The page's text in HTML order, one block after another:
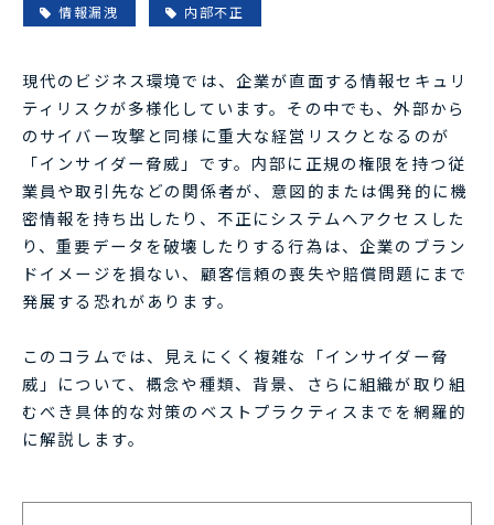
情報漏洩 内部不正
現代のビジネス環境では、企業が直面する情報セキュリ
ティリスクが多様化しています。その中でも、外部から
のサイバー攻撃と同様に重大な経営リスクとなるのが
「インサイダー脅威」です。内部に正規の権限を持つ従
業員や取引先などの関係者が、意図的または偶発的に機
密情報を持ち出したり、不正にシステムへアクセスした
り、重要データを破壊したりする行為は、企業のブラン
ドイメージを損ない、顧客信頼の喪失や賠償問題にまで
発展する恐れがあります。
このコラムでは、見えにくく複雑な「インサイダー脅
威」について、概念や種類、背景、さらに組織が取り組
むべき具体的な対策のベストプラクティスまでを網羅的
に解説します。